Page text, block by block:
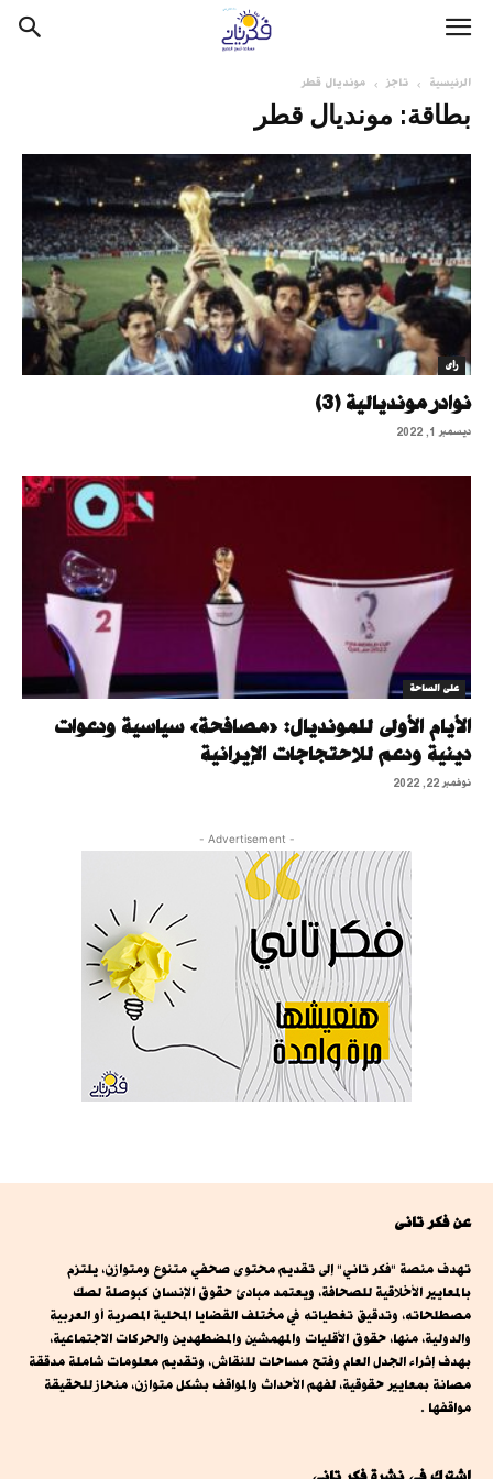
الرئيسية تاجز مونديال قطر
بطاقة: مونديال قطر
رأى
نوادر مونديالية (3)
ديسمبر 1, 2022
على الساحة
الأيام الأولى للمونديال: «مصافحة» سياسية ودعوات
دينية ودعم للاحتجاجات الإيرانية
نوفمبر 22, 2022
- Advertisement -
عن فكر تانى
تهدف منصة "فكر تاني" إلى تقديم محتوى صحفي متنوع ومتوازن، يلتزم
بالمعايير الأخلاقية للصحافة، ويعتمد مبادئ حقوق الإنسان كبوصلة لصك
مصطلحاته، وتدقيق تغطياته في مختلف القضايا المحلية المصرية أو العربية
والدولية، منها، حقوق الأقليات والمهمشين والمضطهدين والحركات الاجتماعية،
بهدف إثراء الجدل العام وفتح مساحات للنقاش، وتقديم معلومات شاملة مدققة
مصانة بمعايير حقوقية، لفهم الأحداث والمواقف بشكل متوازن، منحاز للحقيقة
مواقفها .